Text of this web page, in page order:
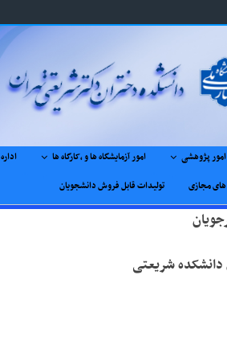
امور پژوهشی امور آزمایشگاه ها و ,کارگاه ها
های مجازی
تولیدات قابل فروش دانشجویان
شریعتی